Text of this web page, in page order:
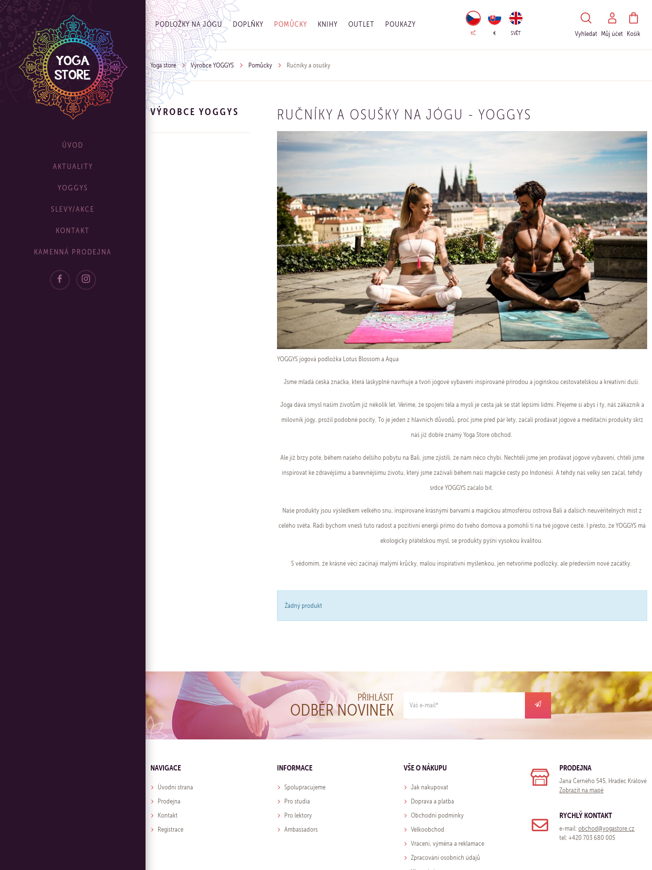
ÚVOD
AKTUALITY
YOGGYS
SLEVY/AKCE
KONTAKT
KAMENNÁ PRODEJNA
PODLOŽKY NA JÓGU DOPLŇKY POMŮCKY KNIHY OUTLET POUKAZY
KČ € SVĚT Vyhledat Můj účet Košík
Yoga store Výrobce YOGGYS Pomůcky Ručníky a osušky
RUČNÍKY A OSUŠKY NA JÓGU - YOGGYS
YOGGYS jógová podložka Lotus Blossom a Aqua
Jsme mladá česká značka, která láskyplně navrhuje a tvoří jógové vybavení inspirované přírodou a jogínskou cestovatelskou a kreativní duší.
Jóga dává smysl našim životům již několik let. Věříme, že spojení těla a mysli je cesta jak se stát lepšími lidmi. Přejeme si abys i ty, náš zákazník a
milovník jógy, prožil podobné pocity. To je jeden z hlavních důvodů, proč jsme před pár lety, začali prodávat jógové a meditační produkty skrz
náš již dobře známý Yoga Store obchod.
Ale již brzy poté, během našeho delšího pobytu na Bali, jsme zjistili, že nám něco chybí. Nechtěli jsme jen prodávat jógové vybavení, chtěli jsme
inspirovat ke zdravějšímu a barevnějšímu životu, který jsme zažívali během naší magické cesty po Indonésii. A tehdy náš velký sen začal, tehdy
srdce YOGGYS začalo bít.
Naše produkty jsou výsledkem velkého snu, inspirované krásnými barvami a magickou atmosférou ostrova Bali a dalších neuvěřitelných míst z
celého světa. Rádi bychom vnesli tuto radost a pozitivní energii přímo do tvého domova a pomohli ti na tvé jógové cestě. I přesto, že YOGGYS má
ekologicky přátelskou mysl, se produkty pyšní vysokou kvalitou.
S vědomím, že krásné věci začínají malými krůčky, malou inspirativní myšlenkou, jen netvoříme podložky, ale především nové začátky.
VÝROBCE YOGGYS
Žádný produkt
PŘIHLÁSIT
ODBĚR NOVINEK
NAVIGACE
Úvodní strana
Prodejna
Kontakt
Registrace
INFORMACE
Spolupracujeme
Pro studia
Pro lektory
Ambassadors
VŠE O NÁKUPU
Jak nakupovat
Doprava a platba
Obchodní podmínky
Velkoobchod
Vrácení, výměna a reklamace
Zpracování osobních údajů
PRODEJNA
Jana Černého 545, Hradec Králové
Zobrazit na mapě
RYCHLÝ KONTAKT
e-mail: obchod@yogastore.cz
tel: +420 703 680 005